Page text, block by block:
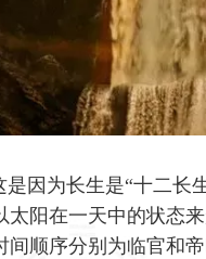
因为长生是“十二长
阳在一天中的状态
顺序分别为临官和